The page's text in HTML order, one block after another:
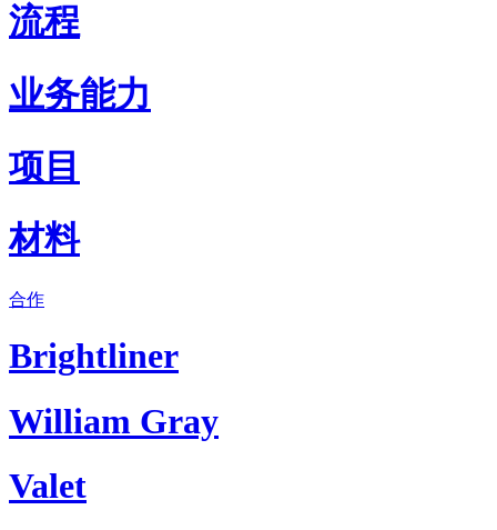
流程
业务能力
项目
材料
合作
Brightliner
William Gray
Valet